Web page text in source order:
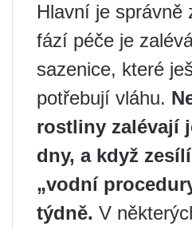
Hlavní je správně
fází péče je
sazenice, které
potřebují vláhu.
rostliny zalévají
dny, a když
„vodní
týdně. V